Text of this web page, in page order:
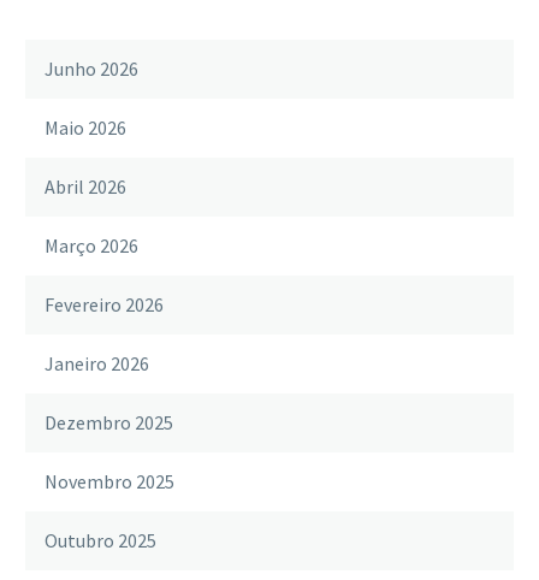
Junho 2026
Maio 2026
Abril 2026
Março 2026
Fevereiro 2026
Janeiro 2026
Dezembro 2025
Novembro 2025
Outubro 2025